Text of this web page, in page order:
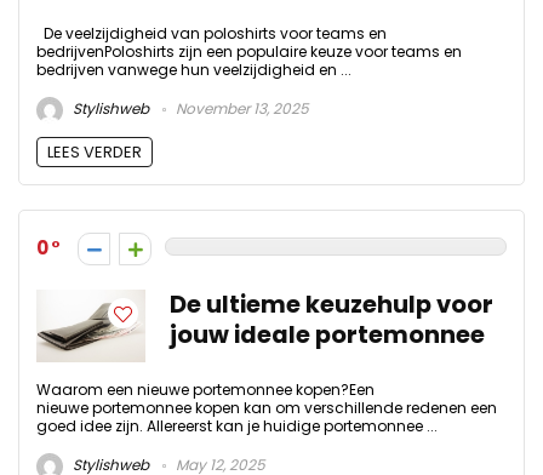
De veelzijdigheid van poloshirts voor teams en
bedrijvenPoloshirts zijn een populaire keuze voor teams en
bedrijven vanwege hun veelzijdigheid en ...
Stylishweb
November 13, 2025
LEES VERDER
0
De ultieme keuzehulp voor
jouw ideale portemonnee
Waarom een nieuwe portemonnee kopen?Een
nieuwe portemonnee kopen kan om verschillende redenen een
goed idee zijn. Allereerst kan je huidige portemonnee ...
Stylishweb
May 12, 2025